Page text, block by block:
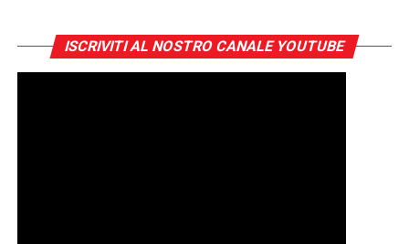
ISCRIVITI AL NOSTRO CANALE YOUTUBE